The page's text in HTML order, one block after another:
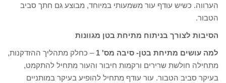
הערווה. כשיש עודף עור משמעותי במיוחד, מבוצע גם חתך סביב
הטבור.
הסיבות לצורך בניתוח מתיחת בטן מגוונות
למה עושים מתיחת בטן- סיבה מס' 1
– כחלק מתהליך ההזדקנות,
מתחילה חולשת שרירים ורקמות חיבור והעור מתחיל להתקמט,
בעיקר סביב הטבור. עור עודף מתחיל להופיע בעיקר במותניים